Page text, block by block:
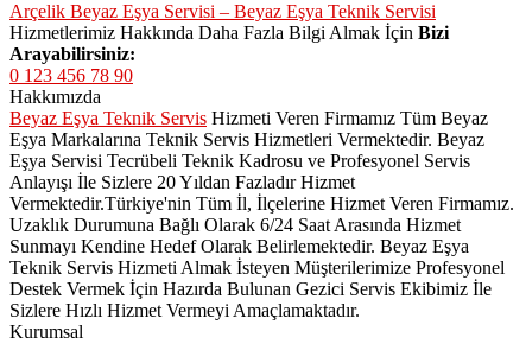
Arçelik Beyaz Eşya Servisi – Beyaz Eşya Teknik Servisi
Hizmetlerimiz Hakkında Daha Fazla Bilgi Almak İçin Bizi
Arayabilirsiniz:
0 123 456 78 90
Hakkımızda
Beyaz Eşya Teknik Servis Hizmeti Veren Firmamız Tüm Beyaz
Eşya Markalarına Teknik Servis Hizmetleri Vermektedir. Beyaz
Eşya Servisi Tecrübeli Teknik Kadrosu ve Profesyonel Servis
Anlayışı İle Sizlere 20 Yıldan Fazladır Hizmet
Vermektedir.Türkiye'nin Tüm İl, İlçelerine Hizmet Veren Firmamız.
Uzaklık Durumuna Bağlı Olarak 6/24 Saat Arasında Hizmet
Sunmayı Kendine Hedef Olarak Belirlemektedir. Beyaz Eşya
Teknik Servis Hizmeti Almak İsteyen Müşterilerimize Profesyonel
Destek Vermek İçin Hazırda Bulunan Gezici Servis Ekibimiz İle
Sizlere Hızlı Hizmet Vermeyi Amaçlamaktadır.
Kurumsal